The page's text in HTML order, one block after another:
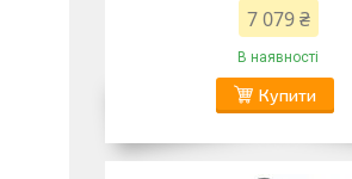
7 079 ₴
В наявності
Купити